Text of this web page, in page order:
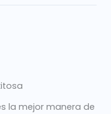
la mejor manera de